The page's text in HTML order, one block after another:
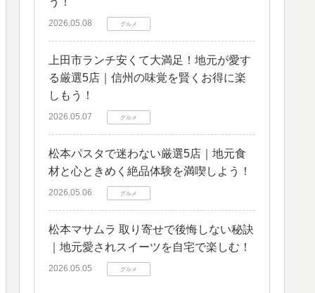
2026.05.08 グルメ
上田市ランチ安くて大満足！地元が愛す
る厳選5店｜信州の味覚を賢くお得に楽
しもう！
2026.05.07 グルメ
松本パスタで迷わない厳選5店｜地元食
材と心ときめく絶品体験を満喫しよう！
2026.05.06 グルメ
松本マサムラ 取り寄せで後悔しない秘訣
｜地元愛されスイーツを自宅で楽しむ！
2026.05.05 グルメ